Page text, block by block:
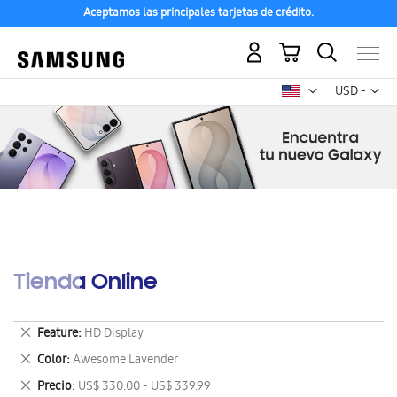
Aceptamos las principales tarjetas de crédito.
USD -
dólar
Mi carrito
Tienda Online
Feature HD Display
Eliminar
este
artículo
Color Awesome Lavender
Eliminar
este
Precio US$ 330.00 - US$ 339.99
Eliminar